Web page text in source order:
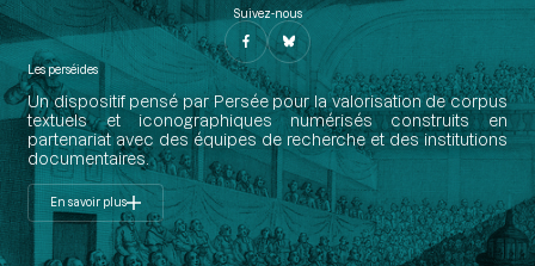
Suivez-nous
Les perséides
Un dispositif pensé par Persée pour la valorisation de corpus
textuels et iconographiques numérisés construits en
partenariat avec des équipes de recherche et des institutions
documentaires.
En savoir plus